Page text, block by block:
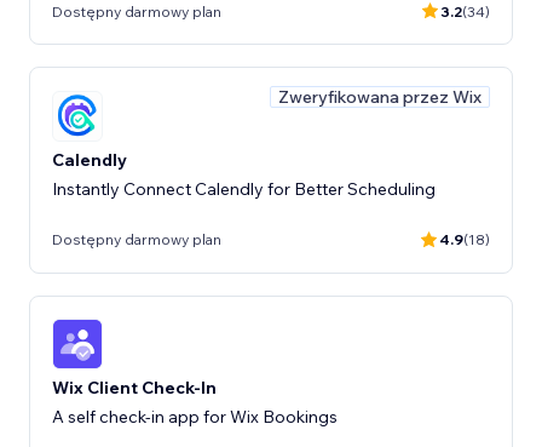
Dostępny darmowy plan 3.2(34)
Zweryfikowana przez Wix
Calendly
Instantly Connect Calendly for Better Scheduling
Dostępny darmowy plan 4.9(18)
Wix Client Check-In
A self check-in app for Wix Bookings